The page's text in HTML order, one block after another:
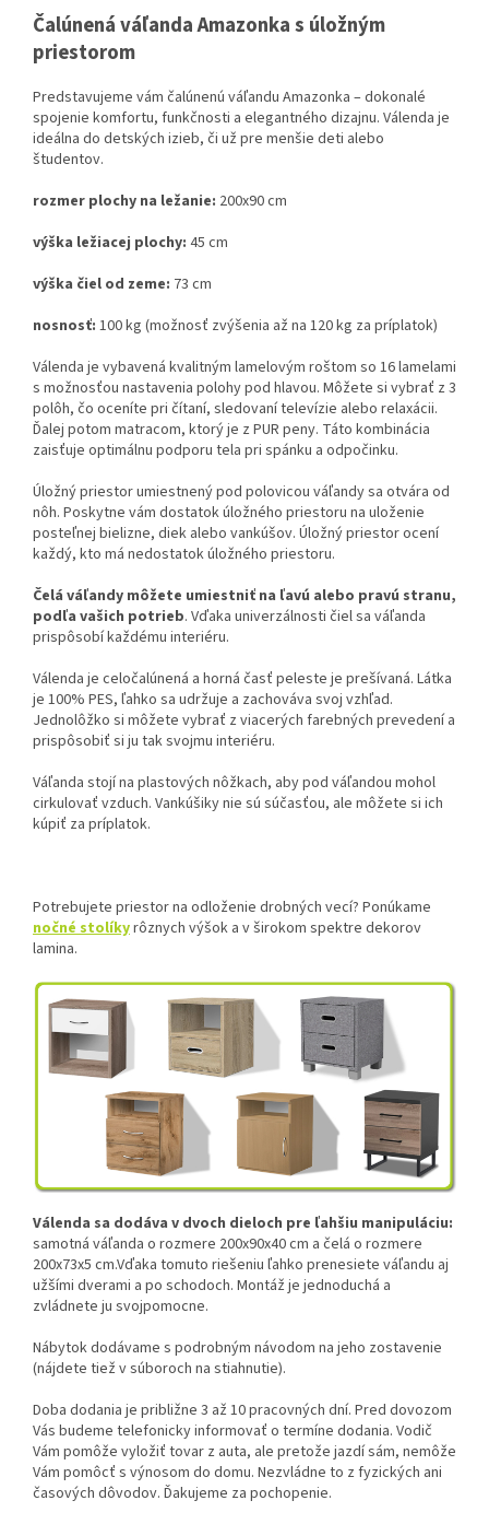
Čalúnená váľanda Amazonka s úložným
priestorom
Predstavujeme vám čalúnenú váľandu Amazonka – dokonalé
spojenie komfortu, funkčnosti a elegantného dizajnu. Válenda je
ideálna do detských izieb, či už pre menšie deti alebo
študentov.
rozmer plochy na ležanie: 200x90 cm
výška ležiacej plochy: 45 cm
výška čiel od zeme: 73 cm
nosnosť: 100 kg (možnosť zvýšenia až na 120 kg za príplatok)
Válenda je vybavená kvalitným lamelovým roštom so 16 lamelami
s možnosťou nastavenia polohy pod hlavou. Môžete si vybrať z 3
polôh, čo oceníte pri čítaní, sledovaní televízie alebo relaxácii.
Ďalej potom matracom, ktorý je z PUR peny. Táto kombinácia
zaisťuje optimálnu podporu tela pri spánku a odpočinku.
Úložný priestor umiestnený pod polovicou váľandy sa otvára od
nôh. Poskytne vám dostatok úložného priestoru na uloženie
posteľnej bielizne, diek alebo vankúšov. Úložný priestor ocení
každý, kto má nedostatok úložného priestoru.
Čelá váľandy môžete umiestniť na ľavú alebo pravú stranu,
podľa vašich potrieb. Vďaka univerzálnosti čiel sa váľanda
prispôsobí každému interiéru.
Válenda je celočalúnená a horná časť peleste je prešívaná. Látka
je 100% PES, ľahko sa udržuje a zachováva svoj vzhľad.
Jednolôžko si môžete vybrať z viacerých farebných prevedení a
prispôsobiť si ju tak svojmu interiéru.
Váľanda stojí na plastových nôžkach, aby pod váľandou mohol
cirkulovať vzduch. Vankúšiky nie sú súčasťou, ale môžete si ich
kúpiť za príplatok.
Potrebujete priestor na odloženie drobných vecí? Ponúkame
nočné stolíkyrôznych výšok a v širokom spektre dekorov
lamina.
Válenda sa dodáva v dvoch dieloch pre ľahšiu manipuláciu:
samotná váľanda o rozmere 200x90x40 cm a čelá o rozmere
200x73x5 cm.Vďaka tomuto riešeniu ľahko prenesiete váľandu aj
užšími dverami a po schodoch. Montáž je jednoduchá a
zvládnete ju svojpomocne.
Nábytok dodávame s podrobným návodom na jeho zostavenie
(nájdete tiež v súboroch na stiahnutie).
Doba dodania je približne 3 až 10 pracovných dní. Pred dovozom
Vás budeme telefonicky informovať o termíne dodania. Vodič
Vám pomôže vyložiť tovar z auta, ale pretože jazdí sám, nemôže
Vám pomôcť s výnosom do domu. Nezvládne to z fyzických ani
časových dôvodov. Ďakujeme za pochopenie.